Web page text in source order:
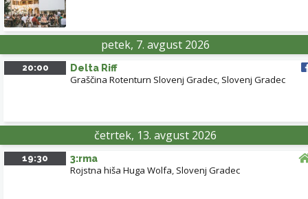
petek, 7. avgust 2026
20:00 Delta Riff
Graščina Rotenturn Slovenj Gradec, Slovenj Gradec
četrtek, 13. avgust 2026
19:30 3:rma
Rojstna hiša Huga Wolfa, Slovenj Gradec